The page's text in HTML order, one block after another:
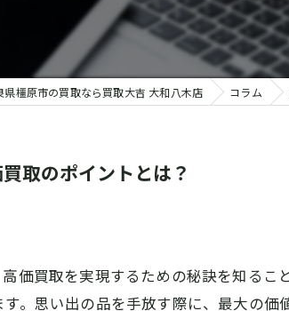
時
金
県橿原市の買取なら買取大吉 大和八木店 コラム
取のポイントとは？
価買取を実現するための秘訣を知るこ
。思い出の品を手放す際に、最大の